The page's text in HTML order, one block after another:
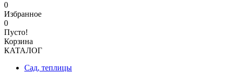
0
Избранное
0
Пусто!
Корзина
КАТАЛОГ
Сад, теплицы